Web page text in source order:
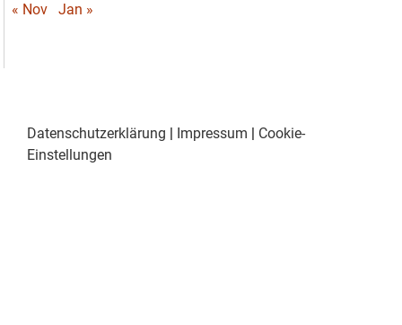
« Nov
Jan »
Datenschutzerklärung Impressum
Cookie-
Einstellungen